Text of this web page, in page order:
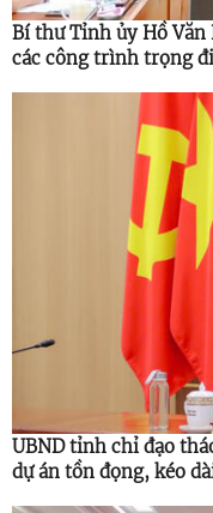
Bí thư Tỉnh ủy Hồ Văn
các công trình trọng
UBND tỉnh chỉ đạo
dự án tồn đọng, kéo